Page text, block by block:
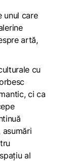
unul care
artă,
cu
ci ca
al